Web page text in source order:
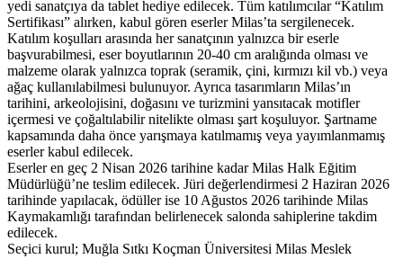
yedi sanatçıya da tablet hediye edilecek. Tüm katılımcılar “Katılım
Sertifikası” alırken, kabul gören eserler Milas’ta sergilenecek.
Katılım koşulları arasında her sanatçının yalnızca bir eserle
başvurabilmesi, eser boyutlarının 20-40 cm aralığında olması ve
malzeme olarak yalnızca toprak (seramik, çini, kırmızı kil vb.) veya
ağaç kullanılabilmesi bulunuyor. Ayrıca tasarımların Milas’ın
tarihini, arkeolojisini, doğasını ve turizmini yansıtacak motifler
içermesi ve çoğaltılabilir nitelikte olması şart koşuluyor. Şartname
kapsamında daha önce yarışmaya katılmamış veya yayımlanmamış
eserler kabul edilecek.
Eserler en geç 2 Nisan 2026 tarihine kadar Milas Halk Eğitim
Müdürlüğü’ne teslim edilecek. Jüri değerlendirmesi 2 Haziran 2026
tarihinde yapılacak, ödüller ise 10 Ağustos 2026 tarihinde Milas
Kaymakamlığı tarafından belirlenecek salonda sahiplerine takdim
edilecek.
Seçici kurul; Muğla Sıtkı Koçman Üniversitesi Milas Meslek